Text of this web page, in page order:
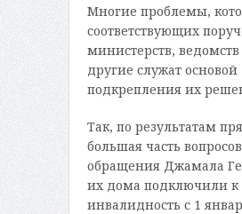
Многие проблемы,
соответствующих
министерств,
другие служат
подкрепления их
Так, по результатам
большая часть
обращения Джамала
их дома подключили к
инвалидность с 1